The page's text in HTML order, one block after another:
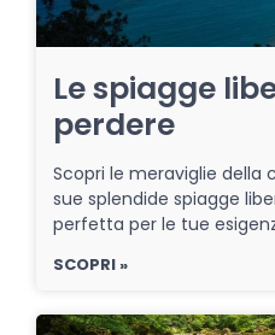
Le spiagge
perdere
Scopri le meraviglie della
sue splendide spiagge
perfetta per le tue
SCOPRI »